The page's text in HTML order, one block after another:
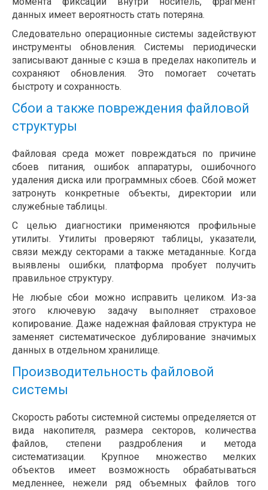
данных имеет вероятность стать потеряна.
Следовательно операционные системы задействуют
инструменты обновления. Системы периодически
записывают данные с кэша в пределах накопитель и
сохраняют обновления. Это помогает сочетать
быстроту и сохранность.
Сбои а также повреждения файловой
структуры
Файловая среда может повреждаться по причине
сбоев питания, ошибок аппаратуры, ошибочного
удаления диска или программных сбоев. Сбой может
затронуть конкретные объекты, директории или
служебные таблицы.
С целью диагностики применяются профильные
утилиты. Утилиты проверяют таблицы, указатели,
связи между секторами а также метаданные. Когда
выявлены ошибки, платформа пробует получить
правильное структуру.
Не любые сбои можно исправить целиком. Из-за
этого ключевую задачу выполняет страховое
копирование. Даже надежная файловая структура не
заменяет систематическое дублирование значимых
данных в отдельном хранилище.
Производительность файловой
системы
Скорость работы системной системы определяется от
вида накопителя, размера секторов, количества
файлов, степени раздробления и метода
систематизации. Крупное множество мелких
объектов имеет возможность обрабатываться
медленнее, нежели ряд объемных файлов того